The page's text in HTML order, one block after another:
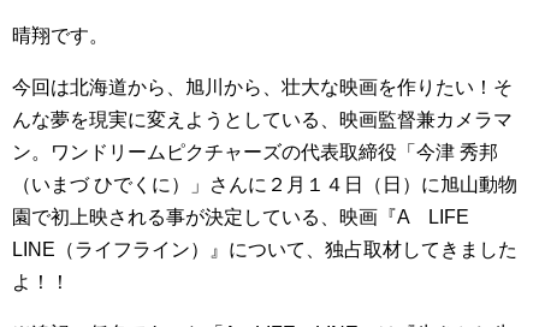
晴翔です。
今回は北海道から、旭川から、壮大な映画を作りたい！そ
んな夢を現実に変えようとしている、映画監督兼カメラマ
ン。ワンドリームピクチャーズの代表取締役「今津 秀邦
（いまづ ひでくに）」さんに２月１４日（日）に旭山動物
園で初上映される事が決定している、映画『A LIFE
LINE（ライフライン）』について、独占取材してきました
よ！！